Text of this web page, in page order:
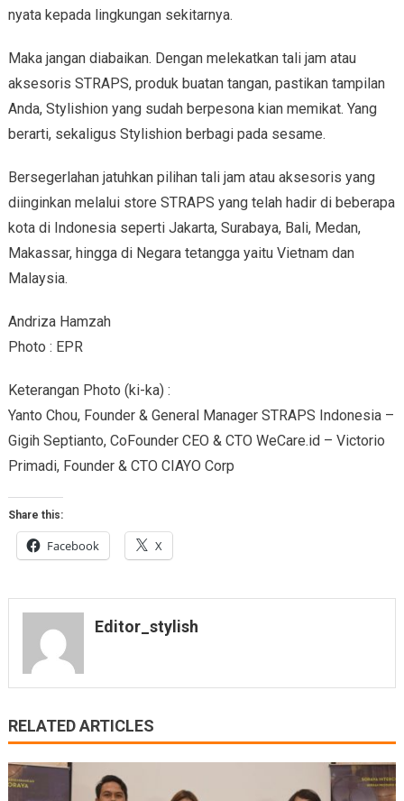
nyata kepada lingkungan sekitarnya.
Maka jangan diabaikan. Dengan melekatkan tali jam atau
aksesoris STRAPS, produk buatan tangan, pastikan tampilan
Anda, Stylishion yang sudah berpesona kian memikat. Yang
berarti, sekaligus Stylishion berbagi pada sesame.
Bersegerlahan jatuhkan pilihan tali jam atau aksesoris yang
diinginkan melalui store STRAPS yang telah hadir di beberapa
kota di Indonesia seperti Jakarta, Surabaya, Bali, Medan,
Makassar, hingga di Negara tetangga yaitu Vietnam dan
Malaysia.
Andriza Hamzah
Photo : EPR
Keterangan Photo (ki-ka) :
Yanto Chou, Founder & General Manager STRAPS Indonesia –
Gigih Septianto, CoFounder CEO & CTO WeCare.id – Victorio
Primadi, Founder & CTO CIAYO Corp
Share this:
Facebook X
Editor_stylish
RELATED ARTICLES